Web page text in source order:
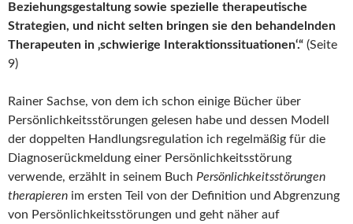
Beziehungsgestaltung sowie spezielle therapeutische
Strategien, und nicht selten bringen sie den behandelnden
Therapeuten in ‚schwierige Interaktionssituationen‘.“ (Seite
9)
Rainer Sachse, von dem ich schon einige Bücher über
Persönlichkeitsstörungen gelesen habe und dessen Modell
der doppelten Handlungsregulation ich regelmäßig für die
Diagnoserückmeldung einer Persönlichkeitsstörung
verwende, erzählt in seinem Buch Persönlichkeitsstörungen
therapieren im ersten Teil von der Definition und Abgrenzung
von Persönlichkeitsstörungen und geht näher auf